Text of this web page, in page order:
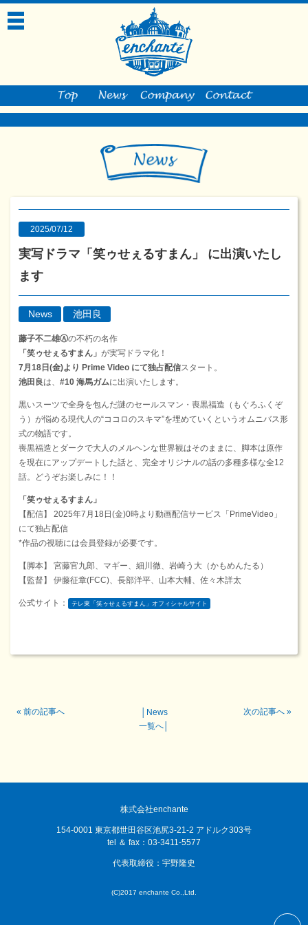
toggle
2025/07/12
実写ドラマ「笑ゥせぇるすまん」 に出演いたし
ます
News 池田良
藤子不二雄Ⓐの不朽の名作
「笑ゥせぇるすまん」 が実写ドラマ化！
7月18日(金)より Prime Video にて独占配信スタート。
池田良は、 #10 海馬ガムに出演いたします。
黒いスーツで全身を包んだ謎のセールスマン・喪黒福造（もぐろふくぞ
う）が悩める現代人の“ココロのスキマ”を埋めていくというオムニバス形
式の物語です。
喪黒福造とダークで大人のメルヘンな世界観はそのままに、脚本は原作
を現在にアップデートした話と、完全オリジナルの話の多種多様な全12
話。どうぞお楽しみに！！
「笑ゥせぇるすまん」
【配信】 2025年7月18日(金)0時より動画配信サービス「PrimeVideo」
にて独占配信
*作品の視聴には会員登録が必要です。
【脚本】 宮藤官九郎、マギー、細川徹、岩崎う大（かもめんたる）
【監督】 伊藤征章(FCC)、長部洋平、山本大輔、佐々木詳太
公式サイト： テレ東「笑ゥせぇるすまん」オフィシャルサイト
« 前の記事へ
News
一覧へ
次の記事へ »
株式会社enchante
154-0001 東京都世田谷区池尻3-21-2 アドルク303号
tel ＆ fax：03-3411-5577
代表取締役：宇野隆史
(C)2017 enchante Co.,Ltd.